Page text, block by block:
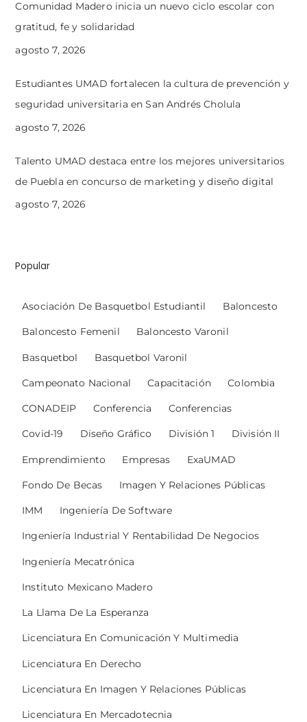
Comunidad Madero inicia un nuevo ciclo escolar con
gratitud, fe y solidaridad
agosto 7, 2026
Estudiantes UMAD fortalecen la cultura de prevención y
seguridad universitaria en San Andrés Cholula
agosto 7, 2026
Talento UMAD destaca entre los mejores universitarios
de Puebla en concurso de marketing y diseño digital
agosto 7, 2026
Popular
Asociación De Basquetbol Estudiantil Baloncesto
Baloncesto Femenil Baloncesto Varonil
Basquetbol Basquetbol Varonil
Campeonato Nacional Capacitación Colombia
CONADEIP Conferencia Conferencias
Covid-19 Diseño Gráfico División 1 División II
Emprendimiento Empresas ExaUMAD
Fondo De Becas Imagen Y Relaciones Públicas
IMM Ingeniería De Software
Ingeniería Industrial Y Rentabilidad De Negocios
Ingeniería Mecatrónica
Instituto Mexicano Madero
La Llama De La Esperanza
Licenciatura En Comunicación Y Multimedia
Licenciatura En Derecho
Licenciatura En Imagen Y Relaciones Públicas
Licenciatura En Mercadotecnia